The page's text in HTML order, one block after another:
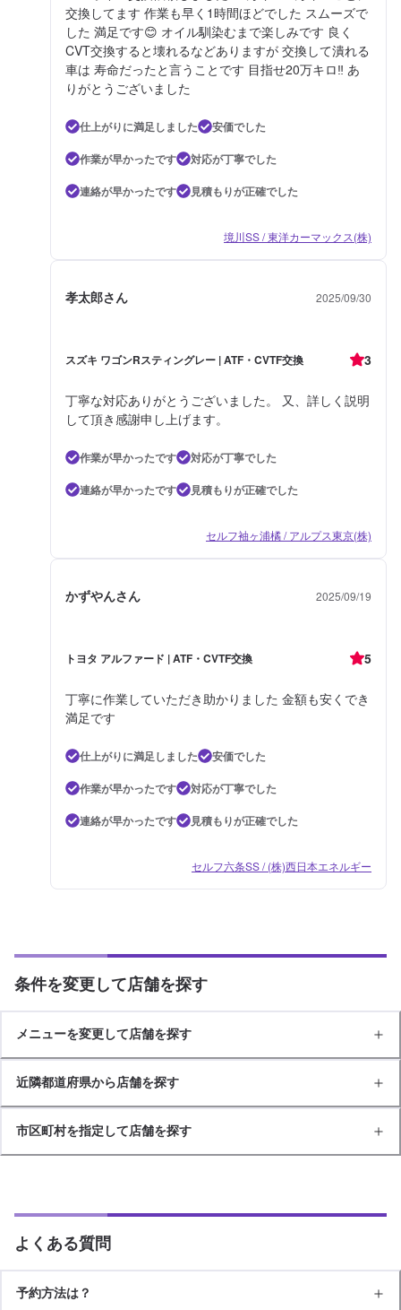
交換してます 作業も早く1時間ほどでした スムーズで
した 満足です😊 オイル馴染むまで楽しみです 良く
CVT交換すると壊れるなどありますが 交換して潰れる
車は 寿命だったと言うことです 目指せ20万キロ‼️ あ
りがとうございました
仕上がりに満足しました
安価でした
作業が早かったです
対応が丁寧でした
連絡が早かったです
見積もりが正確でした
境川SS / 東洋カーマックス(株)
孝太郎さん 2025/09/30
スズキ ワゴンRスティングレー | ATF・CVTF交換 3
丁寧な対応ありがとうございました。 又、詳しく説明
して頂き感謝申し上げます。
作業が早かったです
対応が丁寧でした
連絡が早かったです
見積もりが正確でした
セルフ袖ヶ浦橘 / アルプス東京(株)
かずやんさん 2025/09/19
トヨタ アルファード | ATF・CVTF交換 5
丁寧に作業していただき助かりました 金額も安くでき
満足です
仕上がりに満足しました
安価でした
作業が早かったです
対応が丁寧でした
連絡が早かったです
見積もりが正確でした
セルフ六条SS / (株)西日本エネルギー
条件を変更して店舗を探す
メニューを変更して店舗を探す
近隣都道府県から店舗を探す
市区町村を指定して店舗を探す
よくある質問
予約方法は？